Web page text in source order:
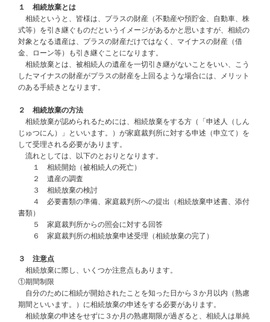
１ 相続放棄とは
相続というと、皆様は、プラスの財産（不動産や預貯金、自動車、株
式等）を引き継ぐものだというイメージがあるかと思いますが、相続の
対象となる遺産は、プラスの財産だけではなく、マイナスの財産（借
金、ローン等）も引き継ぐことになります。
相続放棄とは、被相続人の遺産を一切引き継がないことをいい、こう
したマイナスの財産がプラスの財産を上回るような場合には、メリット
のある手続きとなります。
２ 相続放棄の方法
相続放棄が認められるためには、相続放棄をする方（「申述人（しん
じゅつにん）」といいます。）が家庭裁判所に対する申述（申立て）を
して受理される必要があります。
流れとしては、以下のとおりとなります。
１ 相続開始（被相続人の死亡）
２ 遺産の調査
３ 相続放棄の検討
４ 必要書類の準備、家庭裁判所への提出（相続放棄申述書、添付
書類）
５ 家庭裁判所からの照会に対する回答
６ 家庭裁判所の相続放棄申述受理（相続放棄の完了）
３ 注意点
相続放棄に際し、いくつか注意点もあります。
①期間制限
自分のために相続が開始されたことを知った日から３か月以内（熟慮
期間といいます。）に相続放棄の申述をする必要があります。
相続放棄の申述をせずに３か月の熟慮期限が過ぎると、相続人は単純